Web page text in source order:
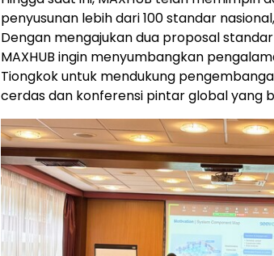
penyusunan lebih dari 100 standar
Dengan mengajukan dua proposal
MAXHUB ingin menyumbangkan
Tiongkok untuk mendukung
cerdas dan konferensi pintar global yang